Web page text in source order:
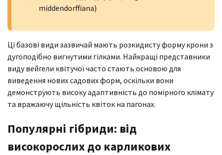
middendorffiana)
Ці базові види зазвичай мають розкидисту форму крони з
дугоподібно вигнутими гілками. Найкращі представники
виду вейгели квітучої часто стають основою для
виведення нових садових форм, оскільки вони
демонструють високу адаптивність до помірного клімату
та вражаючу щільність квіток на пагонах.
Популярні гібриди: від
високорослих до карликових